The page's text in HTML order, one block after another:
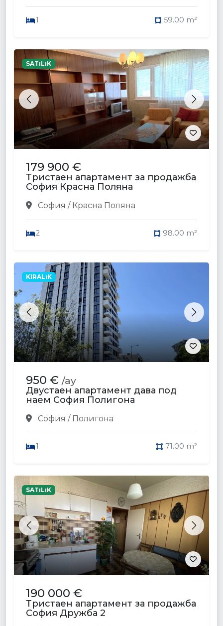
1 59.00 m²
Previous Next
SATıLıK
179 900 €
Тристаен апартамент за продажба
София Красна Поляна
София / Красна Поляна
2 98.00 m²
Previous Next
KIRALıK
950 € /ay
Двустаен апартамент дава под
наем София Полигона
София / Полигона
1 71.00 m²
Previous Next
SATıLıK
190 000 €
Тристаен апартамент за продажба
София Дружба 2